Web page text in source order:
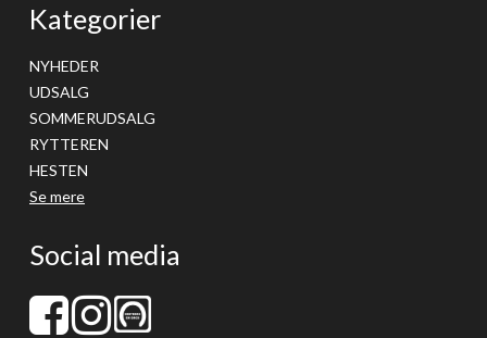
Kategorier
NYHEDER
UDSALG
SOMMERUDSALG
RYTTEREN
HESTEN
Se mere
Social media